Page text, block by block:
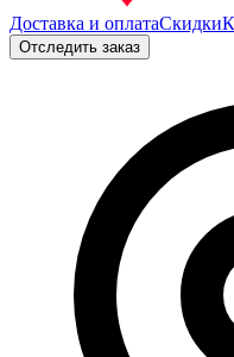
Доставка и оплатаСкидки
Отследить заказ